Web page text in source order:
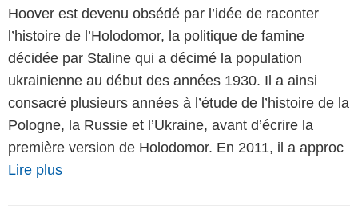
Hoover est devenu obsédé par l’idée de raconter
l’histoire de l’Holodomor, la politique de famine
décidée par Staline qui a décimé la population
ukrainienne au début des années 1930. Il a ainsi
consacré plusieurs années à l’étude de l’histoire de la
Pologne, la Russie et l’Ukraine, avant d’écrire la
première version de Holodomor. En 2011, il a approc
Lire plus